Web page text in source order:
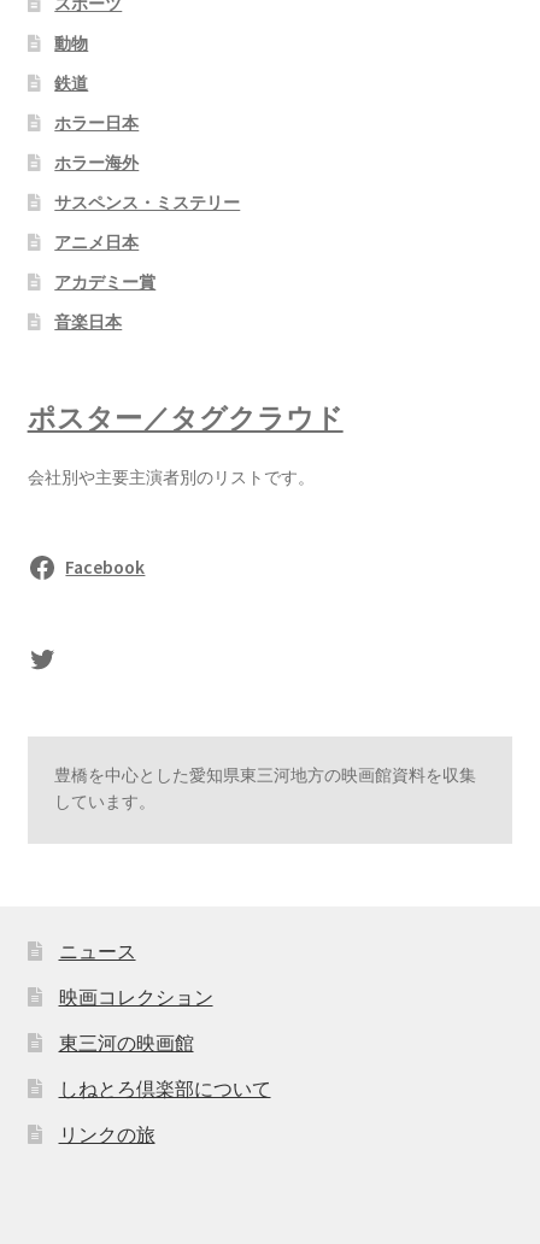
動物
鉄道
ホラー日本
ホラー海外
サスペンス・ミステリー
アニメ日本
アカデミー賞
音楽日本
ポスター／タグクラウド
会社別や主要主演者別のリストです。
Facebook
sasaki's Twitter
豊橋を中心とした愛知県東三河地方の映画館資料を収集
しています。
ニュース
映画コレクション
東三河の映画館
しねとろ倶楽部について
リンクの旅